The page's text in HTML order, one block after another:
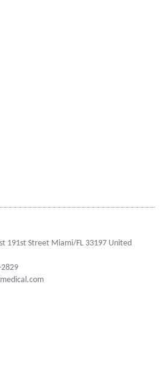
191st Street Miami/FL 33197 United
2829